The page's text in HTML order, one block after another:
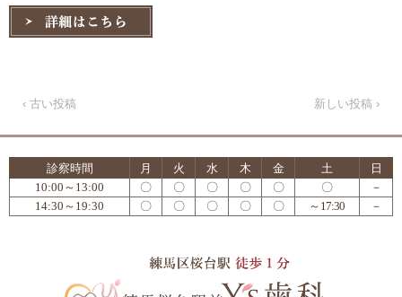
‹ 古い投稿 新しい投稿 ›
診察時間 月 火 水 木 金 土
日
10:00～13:00
〇 〇 〇 〇 〇 〇
－
14:30～19:30
〇 〇 〇 〇 〇 ～17:30 －